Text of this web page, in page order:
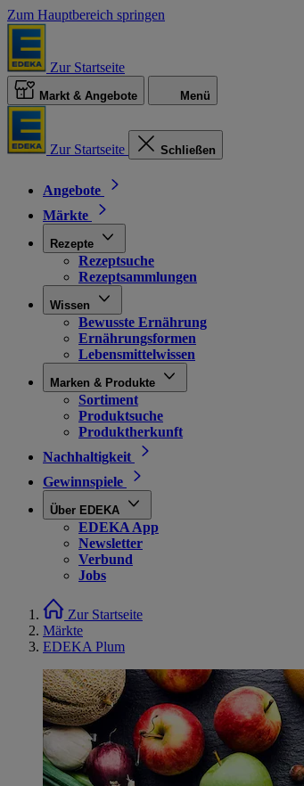
Zum Hauptbereich springen
Zur Startseite
Markt & Angebote Menü
Zur Startseite Schließen
Angebote
Märkte
Rezepte
Rezeptsuche
Rezeptsammlungen
Wissen
Bewusste Ernährung
Ernährungsformen
Lebensmittelwissen
Marken & Produkte
Sortiment
Produktsuche
Produktherkunft
Nachhaltigkeit
Gewinnspiele
Über EDEKA
EDEKA App
Newsletter
Verbund
Jobs
Zur Startseite
Märkte
EDEKA Plum